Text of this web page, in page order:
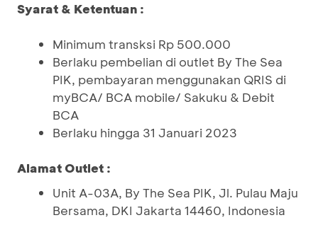
Syarat & Ketentuan :
Minimum transksi Rp 500.000
Berlaku pembelian di outlet By The Sea
PIK, pembayaran menggunakan QRIS di
myBCA/ BCA mobile/ Sakuku & Debit
BCA
Berlaku hingga 31 Januari 2023
Alamat Outlet :
Unit A-03A, By The Sea PIK, Jl. Pulau Maju
Bersama, DKI Jakarta 14460, Indonesia